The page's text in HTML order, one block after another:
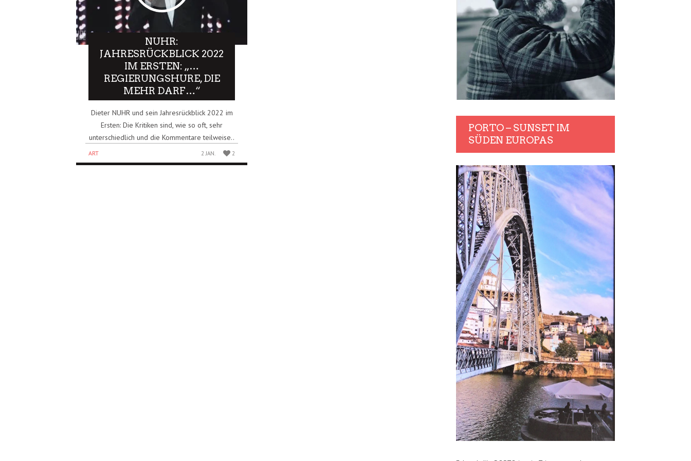
NUHR:
JAHRESRÜCKBLICK 2022
IM ERSTEN: „…
REGIERUNGSHURE, DIE
MEHR DARF…“
Dieter NUHR und sein Jahresrückblick 2022 im
Ersten: Die Kritiken sind, wie so oft, sehr
unterschiedlich und die Kommentare teilweise..
ART 2 JAN. 2
PORTO – SUNSET IM
SÜDEN EUROPAS